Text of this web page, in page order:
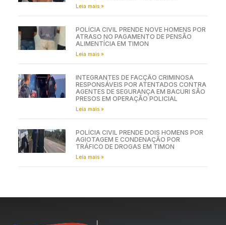
Leia mais »
POLÍCIA CIVIL PRENDE NOVE HOMENS POR
ATRASO NO PAGAMENTO DE PENSÃO
ALIMENTÍCIA EM TIMON
Leia mais »
INTEGRANTES DE FACÇÃO CRIMINOSA
RESPONSÁVEIS POR ATENTADOS CONTRA
AGENTES DE SEGURANÇA EM BACURI SÃO
PRESOS EM OPERAÇÃO POLICIAL
Leia mais »
POLÍCIA CIVIL PRENDE DOIS HOMENS POR
AGIOTAGEM E CONDENAÇÃO POR
TRÁFICO DE DROGAS EM TIMON
Leia mais »